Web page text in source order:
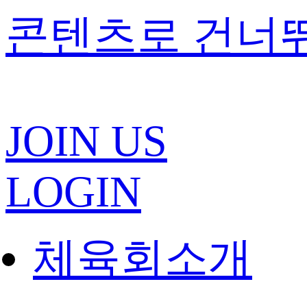
콘텐츠로 건너
JOIN US
LOGIN
체육회소개